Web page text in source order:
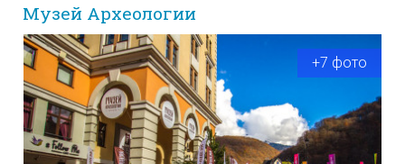
Музей Археологии
+7 фото